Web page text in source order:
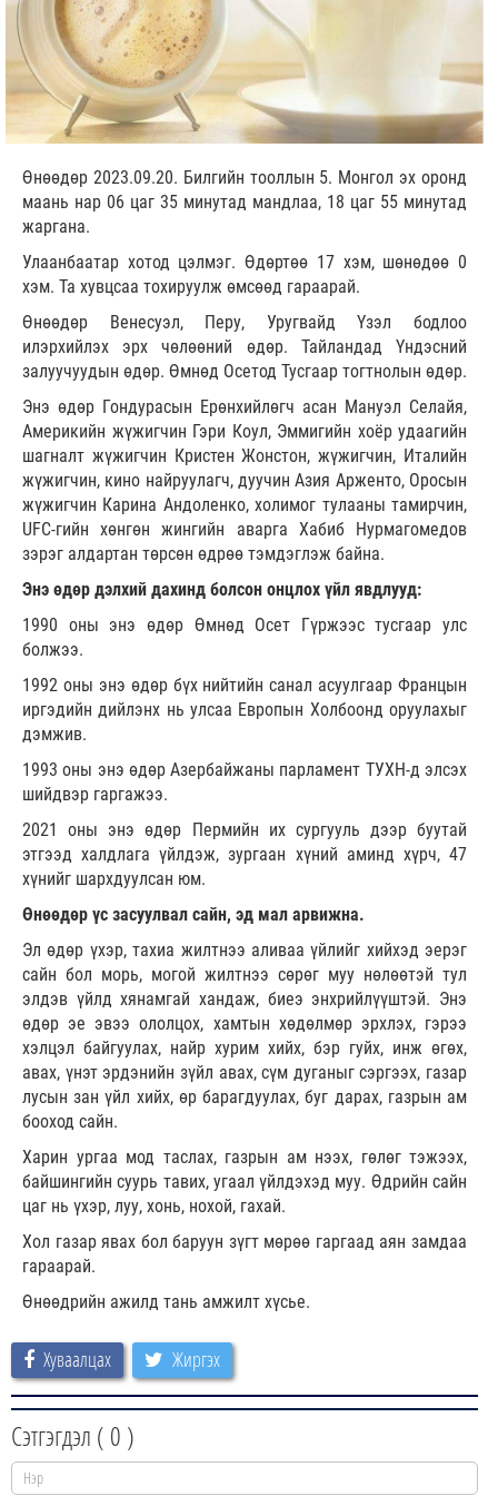
Өнөөдөр 2023.09.20. Билгийн тооллын 5. Монгол эх оронд
маань нар 06 цаг 35 минутад мандлаа, 18 цаг 55 минутад
жаргана.
Улаанбаатар хотод цэлмэг. Өдөртөө 17 хэм, шөнөдөө 0
хэм. Та хувцсаа тохируулж өмсөөд гараарай.
Өнөөдөр Венесуэл, Перу, Уругвайд Үзэл бодлоо
илэрхийлэх эрх чөлөөний өдөр. Тайландад Үндэсний
залуучуудын өдөр. Өмнөд Осетод Тусгаар тогтнолын өдөр.
Энэ өдөр Гондурасын Ерөнхийлөгч асан Мануэл Селайя,
Америкийн жүжигчин Гэри Коул, Эммигийн хоёр удаагийн
шагналт жүжигчин Кристен Жонстон, жүжигчин, Италийн
жүжигчин, кино найруулагч, дуучин Азия Арженто, Оросын
жүжигчин Карина Андоленко, холимог тулааны тамирчин,
UFC-гийн хөнгөн жингийн аварга Хабиб Нурмагомедов
зэрэг алдартан төрсөн өдрөө тэмдэглэж байна.
Энэ өдөр дэлхий дахинд болсон онцлох үйл явдлууд:
1990 оны энэ өдөр Өмнөд Осет Гүржээс тусгаар улс
болжээ.
1992 оны энэ өдөр бүх нийтийн санал асуулгаар Францын
иргэдийн дийлэнх нь улсаа Европын Холбоонд оруулахыг
дэмжив.
1993 оны энэ өдөр Азербайжаны парламент ТУХН-д элсэх
шийдвэр гаргажээ.
2021 оны энэ өдөр Пермийн их сургууль дээр буутай
этгээд халдлага үйлдэж, зургаан хүний аминд хүрч, 47
хүнийг шархдуулсан юм.
Өнөөдөр үс засуулвал сайн, эд мал арвижна.
Эл өдөр үхэр, тахиа жилтнээ аливаа үйлийг хийхэд эерэг
сайн бол морь, могой жилтнээ сөрөг муу нөлөөтэй тул
элдэв үйлд хянамгай хандаж, биеэ энхрийлүүштэй. Энэ
өдөр эе эвээ ололцох, хамтын хөдөлмөр эрхлэх, гэрээ
хэлцэл байгуулах, найр хурим хийх, бэр гуйх, инж өгөх,
авах, үнэт эрдэнийн зүйл авах, сүм дуганыг сэргээх, газар
лусын зан үйл хийх, өр барагдуулах, буг дарах, газрын ам
бооход сайн.
Харин ургаа мод таслах, газрын ам нээх, гөлөг тэжээх,
байшингийн суурь тавих, угаал үйлдэхэд муу. Өдрийн сайн
цаг нь үхэр, луу, хонь, нохой, гахай.
Хол газар явах бол баруун зүгт мөрөө гаргаад аян замдаа
гараарай.
Өнөөдрийн ажилд тань амжилт хүсье.
Хуваалцах Жиргэх
Сэтгэгдэл ( 0 )